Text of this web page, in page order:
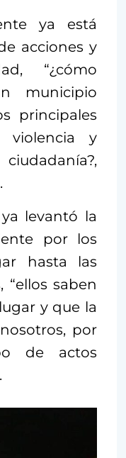
ya está
acciones y
“¿cómo
municipio
principales
violencia y
levantó la
por los
hasta las
“ellos saben
y que la
por
de actos